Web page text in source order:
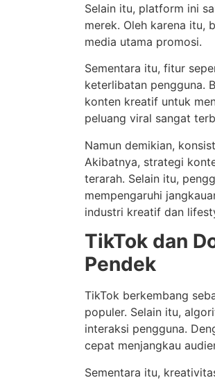
Selain itu, platform ini
merek. Oleh karena itu,
media utama promosi.
Sementara itu, fitur
keterlibatan pengguna.
konten kreatif untuk
peluang viral sangat
Namun demikian,
Akibatnya, strategi
terarah. Selain itu,
mempengaruhi
industri kreatif dan
TikTok dan
Pendek
TikTok berkembang
populer. Selain itu,
interaksi pengguna.
cepat menjangkau
Sementara itu,